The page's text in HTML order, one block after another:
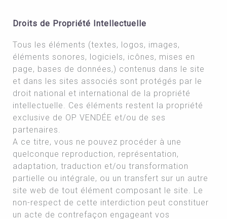
Droits de Propriété Intellectuelle
Tous les éléments (textes, logos, images,
éléments sonores, logiciels, icônes, mises en
page, bases de données,) contenus dans le site
et dans les sites associés sont protégés par le
droit national et international de la propriété
intellectuelle. Ces éléments restent la propriété
exclusive de OP VENDÉE et/ou de ses
partenaires.
A ce titre, vous ne pouvez procéder à une
quelconque reproduction, représentation,
adaptation, traduction et/ou transformation
partielle ou intégrale, ou un transfert sur un autre
site web de tout élément composant le site. Le
non-respect de cette interdiction peut constituer
un acte de contrefaçon engageant vos